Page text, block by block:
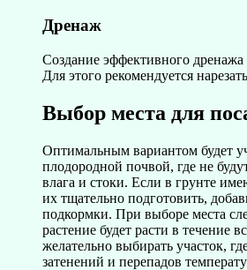
Дренаж
Создание эффективного
Для этого рекомендуется
Выбор места для
Оптимальным вариантом будет
плодородной почвой, где не
влага и стоки. Если в грунте
их тщательно подготовить,
подкормки. При выборе места
растение будет расти в течение
желательно выбирать участок,
затенений и перепадов